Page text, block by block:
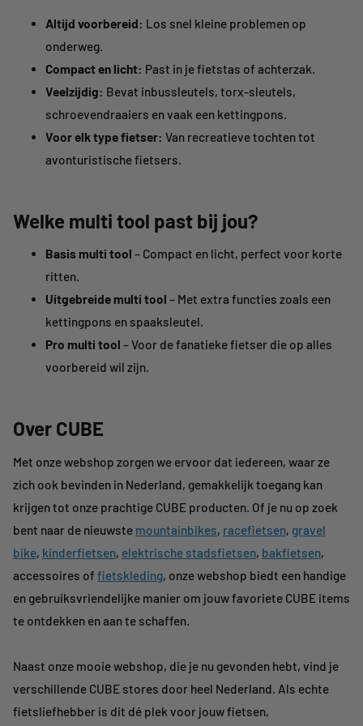
Altijd voorbereid: Los snel kleine problemen op
onderweg.
Compact en licht: Past in je fietstas of achterzak.
Veelzijdig: Bevat inbussleutels, torx-sleutels,
schroevendraaiers en vaak een kettingpons.
Voor elk type fietser: Van recreatieve tochten tot
avonturistische fietsers.
Welke multi tool past bij jou?
Basis multi tool – Compact en licht, perfect voor korte
ritten.
Uitgebreide multi tool – Met extra functies zoals een
kettingpons en spaaksleutel.
Pro multi tool – Voor de fanatieke fietser die op alles
voorbereid wil zijn.
Over CUBE
Met onze webshop zorgen we ervoor dat iedereen, waar ze
zich ook bevinden in Nederland, gemakkelijk toegang kan
krijgen tot onze prachtige CUBE producten. Of je nu op zoek
bent naar de nieuwste mountainbikes, racefietsen, gravel
bike, kinderfietsen, elektrische stadsfietsen, bakfietsen,
accessoires of fietskleding, onze webshop biedt een handige
en gebruiksvriendelijke manier om jouw favoriete CUBE items
te ontdekken en aan te schaffen.
Naast onze mooie webshop, die je nu gevonden hebt, vind je
verschillende CUBE stores door heel Nederland. Als echte
fietsliefhebber is dit dé plek voor jouw fietsen,